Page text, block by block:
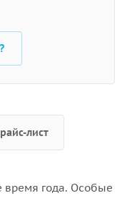
?
лист
время года. Особые